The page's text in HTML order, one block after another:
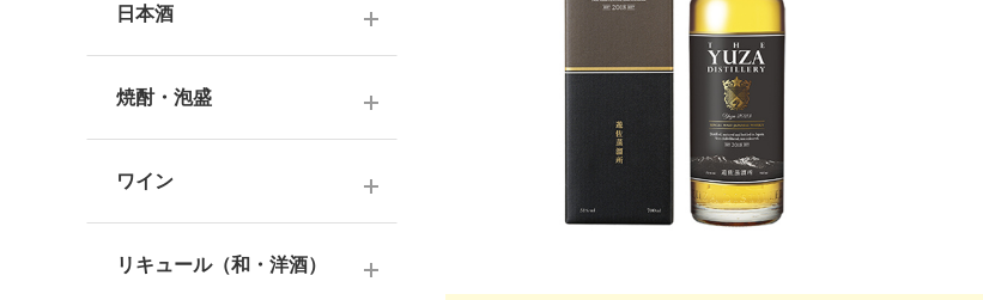
10,001円～
3000円台
4000円台
5000円台
2,001～3,000円
3,001～5,000円
5,001～10,000円
日本酒
大吟醸酒
純米吟醸酒
吟醸酒
焼酎・泡盛
芋焼酎
ワイン
リキュール（和・洋酒）